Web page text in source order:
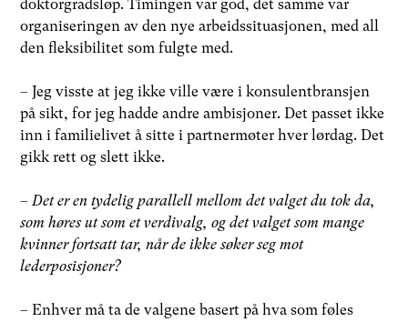
doktorgradsløp. Timingen var god, det samme var
organiseringen av den nye arbeidssituasjonen, med all
den fleksibilitet som fulgte med.
– Jeg visste at jeg ikke ville være i konsulentbransjen
på sikt, for jeg hadde andre ambisjoner. Det passet ikke
inn i familielivet å sitte i partnermøter hver lørdag. Det
gikk rett og slett ikke.
–Det er en tydelig parallell mellom det valget du tok da,
som høres ut som et verdivalg, og det valget som mange
kvinner fortsatt tar, når de ikke søker seg mot
lederposisjoner?
– Enhver må ta de valgene basert på hva som føles